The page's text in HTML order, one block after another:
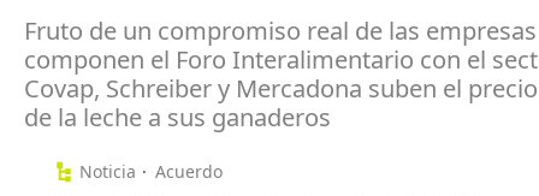
Fruto de un compromiso real de las
componen el Foro Interalimentario con el
Covap, Schreiber y Mercadona suben el
de la leche a sus ganaderos
Noticia
Acuerdo